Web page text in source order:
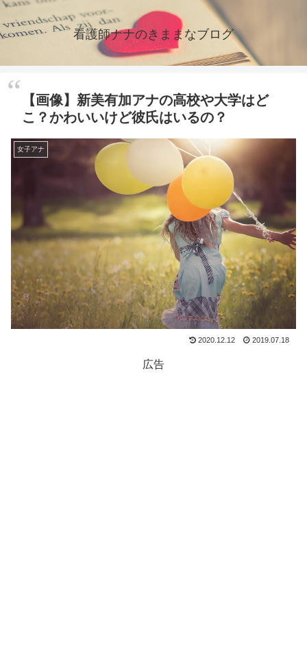
看護師ナナのきままなブログ
【画像】新美有加アナの高校や大学はど
こ？かわいいけど彼氏はいるの？
女子アナ
2020.12.12 2019.07.18
広告